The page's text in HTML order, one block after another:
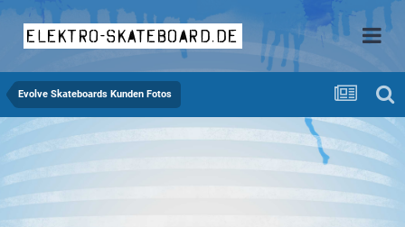
elektro-skateboard.de
Evolve Skateboards Kunden Fotos